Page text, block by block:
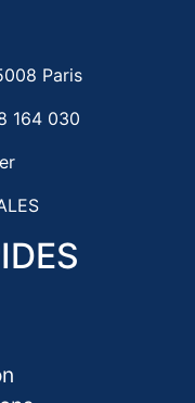
Paris
164 030